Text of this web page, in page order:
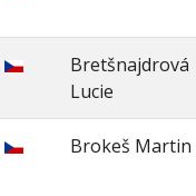
Bretšnajdrová
Lucie
Brokeš Martin